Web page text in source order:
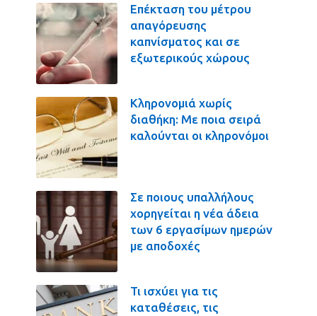
Επέκταση του μέτρου
απαγόρευσης
καπνίσματος και σε
εξωτερικούς χώρους
Κληρονομιά χωρίς
διαθήκη: Με ποια σειρά
καλούνται οι κληρονόμοι
Σε ποιους υπαλλήλους
χορηγείται η νέα άδεια
των 6 εργασίμων ημερών
με αποδοχές
Τι ισχύει για τις
καταθέσεις, τις